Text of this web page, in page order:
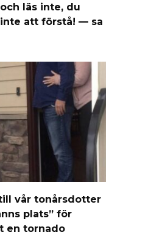
läs inte, du
att förstå! — sa
vår tonårsdotter
plats” för
en tornado